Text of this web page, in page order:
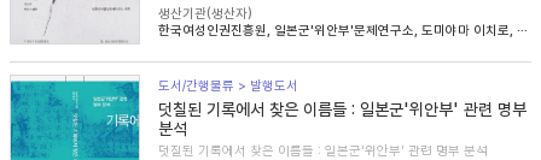
생산기관(생산자)
한국여성인권진흥원, 일본군'위안부'문제연구소, 도미야마 이치로, 니콜라 헨리, 송혜림, 문지희, 임우경, 임경화, 심아정, 마치다 타카시, 정용숙, 헬렌 스캔런
도서/간행물류 > 발행도서
덧칠된 기록에서 찾은 이름들 : 일본군'위안부' 관련 명부
분석
덧칠된 기록에서 찾은 이름들 : 일본군'위안부' 관련 명부 분석